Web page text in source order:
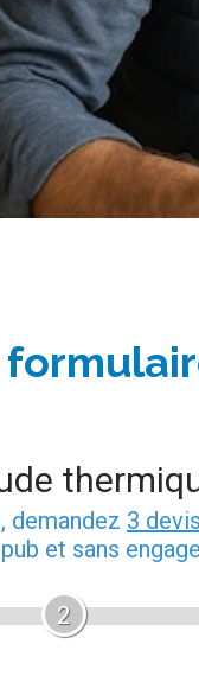
demandez 3
et sans
2